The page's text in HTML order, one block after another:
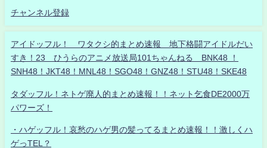
チャンネル登録
アイドッフル！ ワタクシ的まとめ速報 地下格闘アイドルだい
すき！23 ひうらのアニメ放送局101ちゃんねる BNK48 ！
SNH48！JKT48！MNL48！SGO48！GNZ48！STU48！SKE48
タダッフル！ネトゲ廃人的まとめ速報！！ネット乞食DE2000万
パワーズ！
・ハゲッフル！哀愁のハゲ男の髪ってるまとめ速報！！激しくハ
ゲっTEL？